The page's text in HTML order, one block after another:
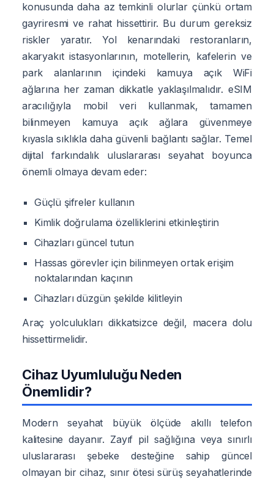
konusunda daha az temkinli olurlar çünkü ortam
gayriresmi ve rahat hissettirir. Bu durum gereksiz
riskler yaratır. Yol kenarındaki restoranların,
akaryakıt istasyonlarının, motellerin, kafelerin ve
park alanlarının içindeki kamuya açık WiFi
ağlarına her zaman dikkatle yaklaşılmalıdır. eSIM
aracılığıyla mobil veri kullanmak, tamamen
bilinmeyen kamuya açık ağlara güvenmeye
kıyasla sıklıkla daha güvenli bağlantı sağlar. Temel
dijital farkındalık uluslararası seyahat boyunca
önemli olmaya devam eder:
Güçlü şifreler kullanın
Kimlik doğrulama özelliklerini etkinleştirin
Cihazları güncel tutun
Hassas görevler için bilinmeyen ortak erişim
noktalarından kaçının
Cihazları düzgün şekilde kilitleyin
Araç yolculukları dikkatsizce değil, macera dolu
hissettirmelidir.
Cihaz Uyumluluğu Neden
Önemlidir?
Modern seyahat büyük ölçüde akıllı telefon
kalitesine dayanır. Zayıf pil sağlığına veya sınırlı
uluslararası şebeke desteğine sahip güncel
olmayan bir cihaz, sınır ötesi sürüş seyahatlerinde